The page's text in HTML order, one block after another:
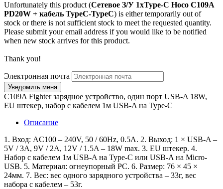
Unfortunately this product (Сетевое З/У 1xType-C Hoco C109A
PD20W + кабель TypeC-TypeC) is either temporarily out of
stock or there is not sufficient stock to meet the requested quantity.
Please submit your email address if you would like to be notified
when new stock arrives for this product.
Thank you!
Электронная почта
C109A Fighter зарядное устройство, один порт USB-A 18W,
EU штекер, набор с кабелем 1м USB-A на Type-C
Описание
1. Вход: AC100 – 240V, 50 / 60Hz, 0.5A. 2. Выход: 1 × USB-A –
5V / 3A, 9V / 2A, 12V / 1.5A – 18W max. 3. EU штекер. 4.
Набор с кабелем 1м USB-A на Type-C или USB-A на Micro-
USB. 5. Материал: огнеупорный PC. 6. Размер: 76 × 45 ×
24мм. 7. Вес: вес одного зарядного устройства – 33г, вес
набора с кабелем – 53г.